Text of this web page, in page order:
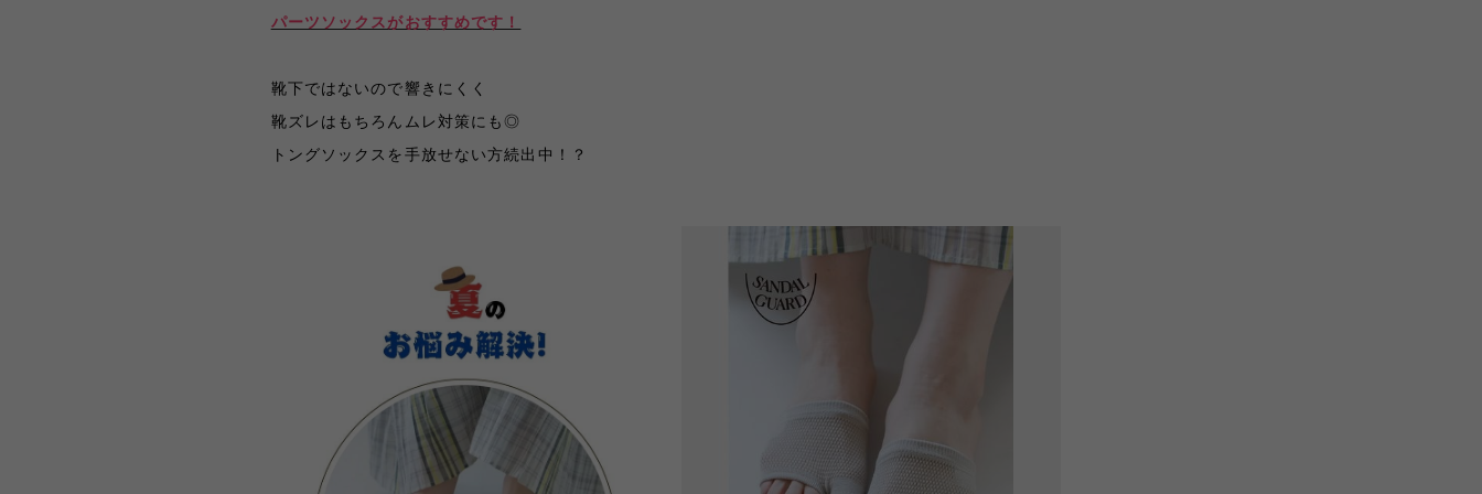
パーツソックスがおすすめです！
靴下ではないので響きにくく
靴ズレ はもちろん ムレ対策に も◎
トングソックスを手放せない方続出中！？